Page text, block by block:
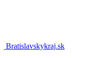
Bratislavskykraj.sk